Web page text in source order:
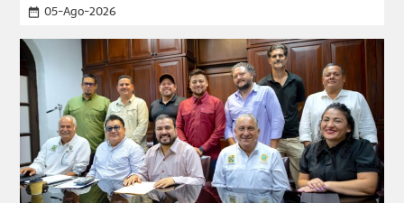
date_range 05-Ago-2026